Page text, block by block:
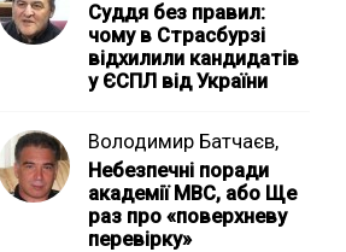
Суддя без правил:
чому в Страсбурзі
відхилили кандидатів
у ЄСПЛ від України
Володимир Батчаєв,
Небезпечні поради
академії МВС, або Ще
раз про «поверхневу
перевірку»